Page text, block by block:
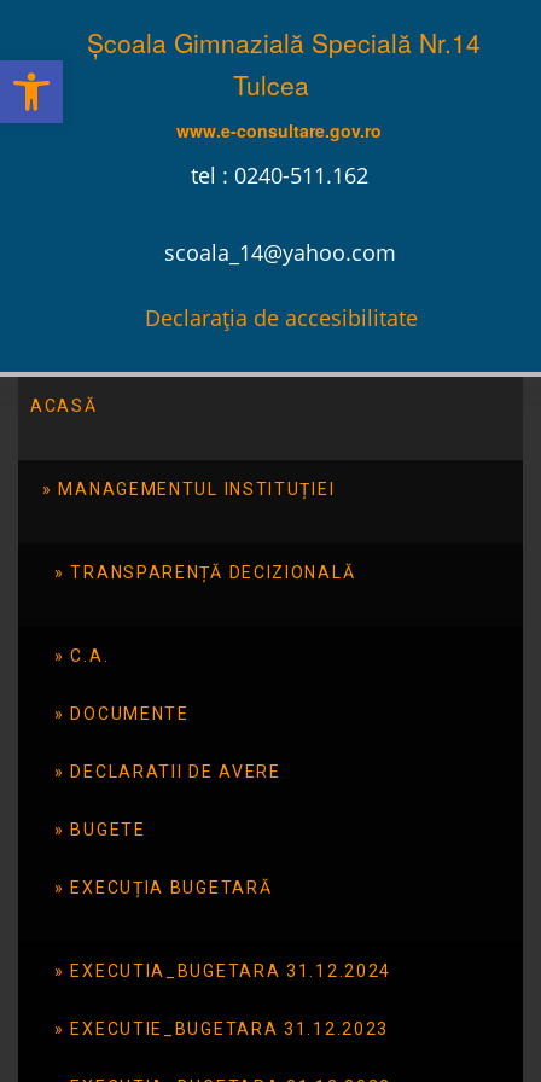
Școala Gimnazială Specială Nr.14
Tulcea
www.e-consultare.gov.ro
tel : 0240-511.162
scoala_14@yahoo.com
Declarația de accesibilitate
ACASĂ
MANAGEMENTUL INSTITUȚIEI
TRANSPARENȚĂ DECIZIONALĂ
C.A.
DOCUMENTE
DECLARATII DE AVERE
BUGETE
EXECUȚIA BUGETARĂ
EXECUTIA_BUGETARA 31.12.2024
EXECUTIE_BUGETARA 31.12.2023
Deschide bara de unelte